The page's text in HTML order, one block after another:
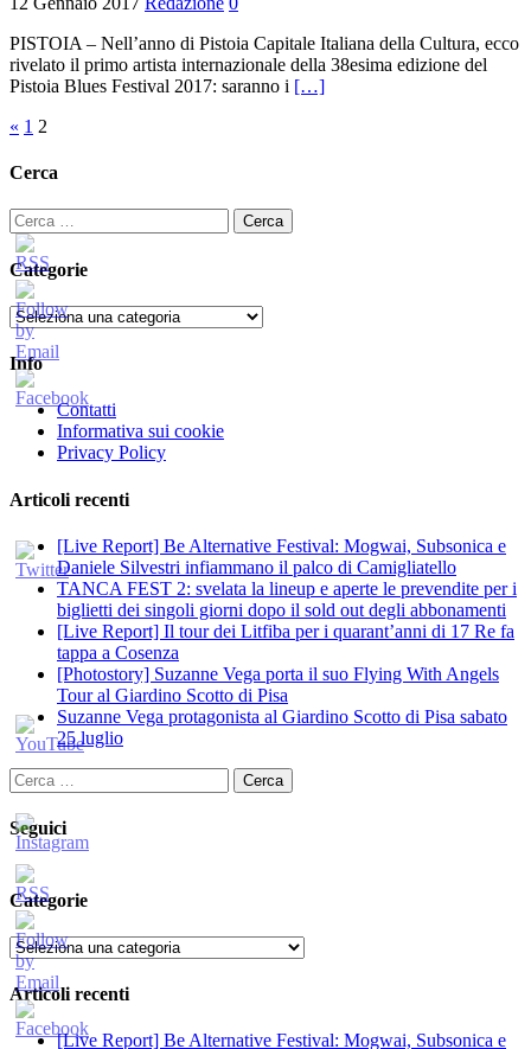
PISTOIA – Nell’anno di Pistoia Capitale Italiana della Cultura, ecco
rivelato il primo artista internazionale della 38esima edizione del
Pistoia Blues Festival 2017: saranno i […]
Paginazione
degli
« 1 2
Cerca
Ricerca
per:
Categorie
Categorie
Info
Contatti
Informativa sui cookie
Privacy Policy
Articoli recenti
[Live Report] Be Alternative Festival: Mogwai, Subsonica e
Daniele Silvestri infiammano il palco di Camigliatello
TANCA FEST 2: svelata la lineup e aperte le prevendite per i
biglietti dei singoli giorni dopo il sold out degli abbonamenti
[Live Report] Il tour dei Litfiba per i quarant’anni di 17 Re fa
tappa a Cosenza
[Photostory] Suzanne Vega porta il suo Flying With Angels
Tour al Giardino Scotto di Pisa
Suzanne Vega protagonista al Giardino Scotto di Pisa sabato
25 luglio
Ricerca
per:
Seguici
Categorie
Categorie
Articoli recenti
[Live Report] Be Alternative Festival: Mogwai, Subsonica e